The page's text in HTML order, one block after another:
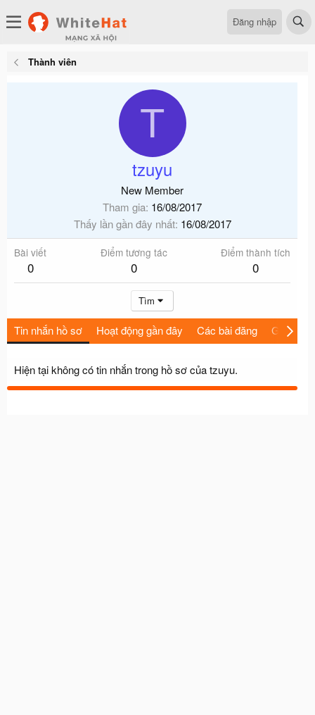
Đăng nhập
Thành viên
T
tzuyu
New Member
Tham gia 16/08/2017
Thấy lần gần đây nhất 16/08/2017
Bài viết
0
Điểm tương tác
0
Điểm thành tích
0
Tìm
Tin nhắn hồ sơ Hoạt động gần đây Các bài đăng Giới thiệu
Hiện tại không có tin nhắn trong hồ sơ của tzuyu.